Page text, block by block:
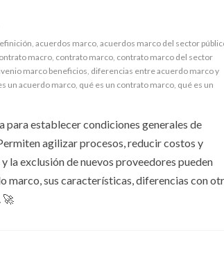
acuerdos marco acuerdos marco del sector
macro contrato marco contrato marco del sector
marco beneficios diferencias entre acuerdo marco y
un acuerdo marco qué es un contrato marco qué es un
establecer condiciones generales de
agilizar procesos, reducir costos y
la exclusión de nuevos proveedores pueden
marco, sus características, diferencias con
🚀